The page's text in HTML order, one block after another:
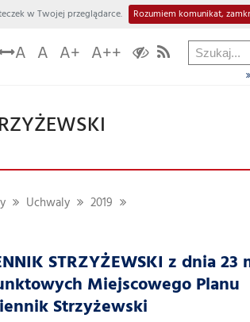
w Twojej przeglądarce. Rozumiem komunikat,
A A A+ A++
Uchwaly
2019
STRZYŻEWSKI z dnia 23
Miejscowego Planu
Strzyżewski